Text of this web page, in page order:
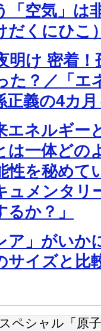
「空気」は
だくにひこ
明け 密着！
た？／「エ
正義の4カ
エネルギー
は一体どの
性を秘めて
ュメンタリ
か？」
ア」がいか
サイズと比
ペシャル「原